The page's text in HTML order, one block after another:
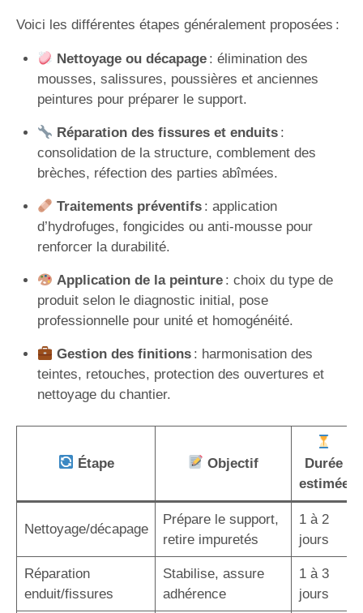
Voici les différentes étapes généralement proposées :
Nettoyage ou décapage: élimination des
mousses, salissures, poussières et anciennes
peintures pour préparer le support.
Réparation des fissures et enduits:
consolidation de la structure, comblement des
brèches, réfection des parties abîmées.
Traitements préventifs: application
d’hydrofuges, fongicides ou anti-mousse pour
renforcer la durabilité.
Application de la peinture: choix du type de
produit selon le diagnostic initial, pose
professionnelle pour unité et homogénéité.
Gestion des finitions: harmonisation des
teintes, retouches, protection des ouvertures et
nettoyage du chantier.
Étape Objectif
Durée
estimée
Nettoyage/décapage
Prépare le support,
retire impuretés
1 à 2
jours
Réparation
enduit/fissures
Stabilise, assure
adhérence
1 à 3
jours